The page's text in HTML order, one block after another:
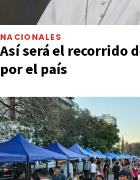
NACIONALES
Así será el recorrido
por el país